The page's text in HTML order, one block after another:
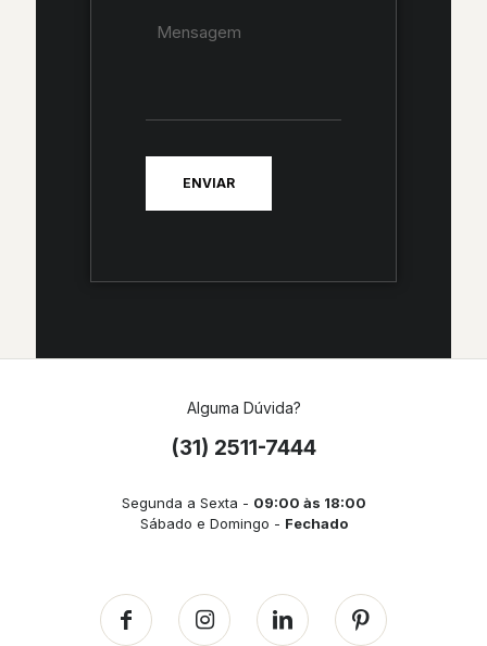
Alguma Dúvida?
(31) 2511-7444
Segunda a Sexta - 09:00 às 18:00
Sábado e Domingo - Fechado